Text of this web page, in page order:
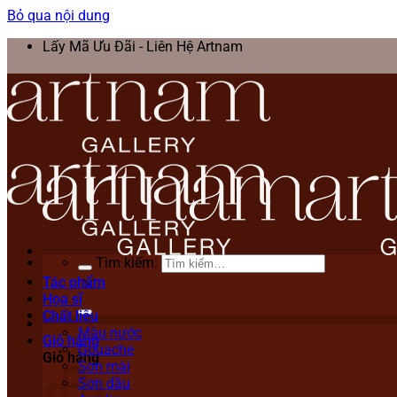
Bỏ qua nội dung
Lấy Mã Ưu Đãi - Liên Hệ Artnam
Tìm kiếm:
Giỏ hàng
Giỏ hàng
Tác phẩm
Họa sĩ
Chất liệu
Màu nước
Gouache
Sơn mài
Sơn dầu